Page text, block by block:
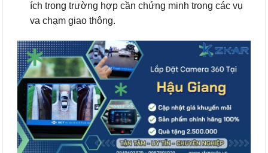
ích trong trường hợp cần chứng minh trong các vụ
va chạm giao thông.